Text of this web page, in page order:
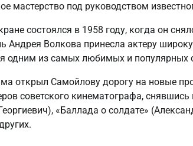
мастерство под руководством
состоялся в 1958 году, когда он
Андрея Волкова принесла актеру
одним из самых любимых и популярных
открыл Самойлову дорогу на новые
советского кинематографа,
«Баллада о солдате»